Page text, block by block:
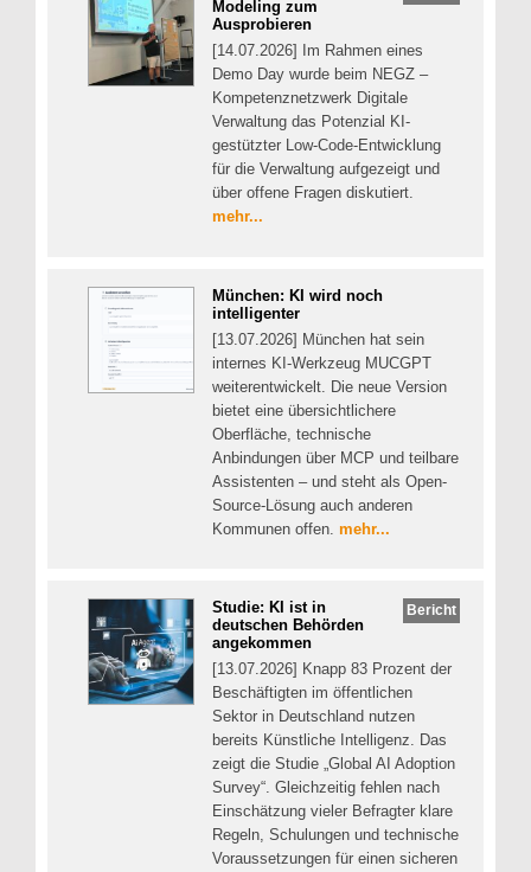
Modeling zum
Ausprobieren
[14.07.2026] Im Rahmen eines
Demo Day wurde beim NEGZ –
Kompetenznetzwerk Digitale
Verwaltung das Potenzial KI-
gestützter Low-Code-Entwicklung
für die Verwaltung aufgezeigt und
über offene Fragen diskutiert.
mehr...
München: KI wird noch
intelligenter
[13.07.2026] München hat sein
internes KI-Werkzeug MUCGPT
weiterentwickelt. Die neue Version
bietet eine übersichtlichere
Oberfläche, technische
Anbindungen über MCP und teilbare
Assistenten – und steht als Open-
Source-Lösung auch anderen
Kommunen offen. mehr...
Bericht
Studie: KI ist in
deutschen Behörden
angekommen
[13.07.2026] Knapp 83 Prozent der
Beschäftigten im öffentlichen
Sektor in Deutschland nutzen
bereits Künstliche Intelligenz. Das
zeigt die Studie „Global AI Adoption
Survey“. Gleichzeitig fehlen nach
Einschätzung vieler Befragter klare
Regeln, Schulungen und technische
Voraussetzungen für einen sicheren